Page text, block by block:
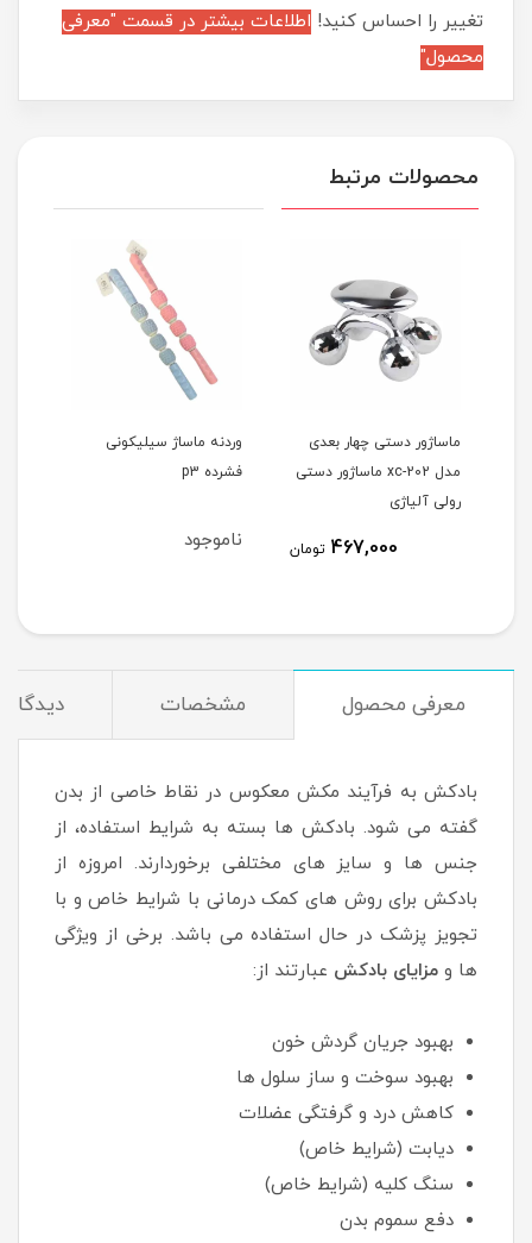
تغییر را احساس کنید! اطلاعات بیشتر در قسمت "معرفی
محصول"
محصولات مرتبط
ماساژور دستی چهار بعدی
مدل xc-202 ماساژور دستی
رولی آلیاژی
467,000 تومان
وردنه ماساژ سیلیکونی
فشرده p3
ناموجود
معرفی محصول مشخصات
بادکش به فرآیند مکش معکوس در نقاط خاصی از بدن
گفته می شود. بادکش ها بسته به شرایط استفاده، از
جنس ها و سایز های مختلفی برخوردارند. امروزه از
بادکش برای روش های کمک درمانی با شرایط خاص و با
تجویز پزشک در حال استفاده می باشد. برخی از ویژگی
ها و مزایای بادکش عبارتند از:
بهبود جریان گردش خون
بهبود سوخت و ساز سلول ها
کاهش درد و گرفتگی عضلات
دیابت (شرایط خاص)
سنگ کلیه (شرایط خاص)
دفع سموم بدن